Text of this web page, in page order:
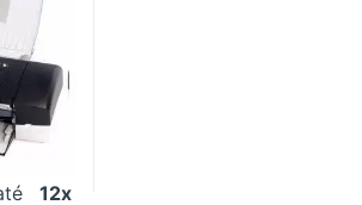
12x